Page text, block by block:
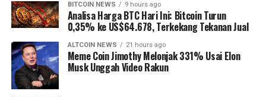
BITCOIN NEWS 9 hours ago
Analisa Harga BTC Hari Ini: Bitcoin Turun
0,35% ke US$64.678, Terkekang Tekanan Jual
ALTCOIN NEWS 21 hours ago
Meme Coin Jimothy Melonjak 331% Usai Elon
Musk Unggah Video Rakun